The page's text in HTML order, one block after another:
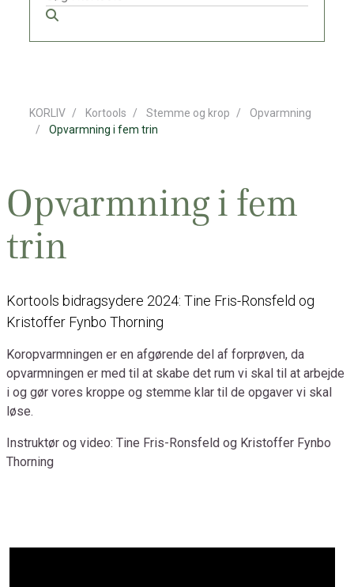
KORLIV Kortools Stemme og krop
Opvarmning
Opvarmning i fem trin
Opvarmning i fem
trin
Kortools bidragsydere 2024: Tine Fris-Ronsfeld og
Kristoffer Fynbo Thorning
Koropvarmningen er en afgørende del af forprøven, da
opvarmningen er med til at skabe det rum vi skal til at arbejde
i og gør vores kroppe og stemme klar til de opgaver vi skal
løse.
Instruktør og video: Tine Fris-Ronsfeld og Kristoffer Fynbo
Thorning